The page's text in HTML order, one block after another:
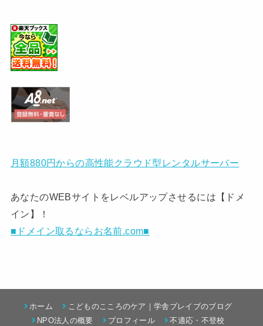
月額880円からの高性能クラウド型レンタルサーバー
あなたのWEBサイトをレベルアップさせるには【ドメ
イン】！
■ドメイン取るならお名前.com■
ホーム
こどものこころのケア｜学舎ブレイブのブログ
NPO法人の概要
プロフィール 不適応・不登校